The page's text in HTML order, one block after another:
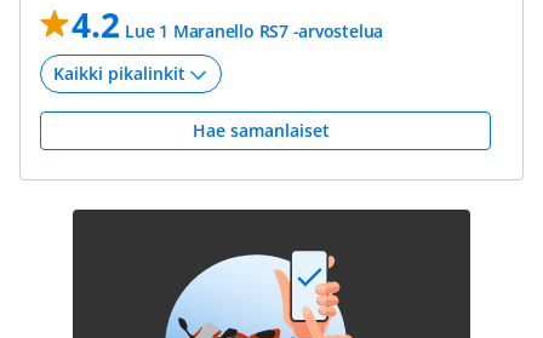
4.2 Lue 1 Maranello RS7 -arvostelua
Hae samanlaiset